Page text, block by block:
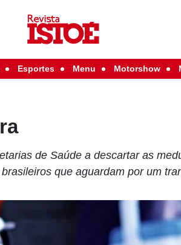
Esportes Menu Motorshow
de Saúde a descartar as
que aguardam por um